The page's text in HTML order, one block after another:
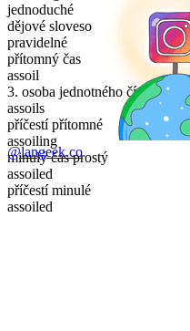
jednoduché
dějové sloveso
pravidelné
přítomný čas
assoil
3. osoba jednotného čísla
assoils
příčestí přítomné
assoiling
minulý čas prostý
assoiled
příčestí minulé
assoiled
@langeek.co